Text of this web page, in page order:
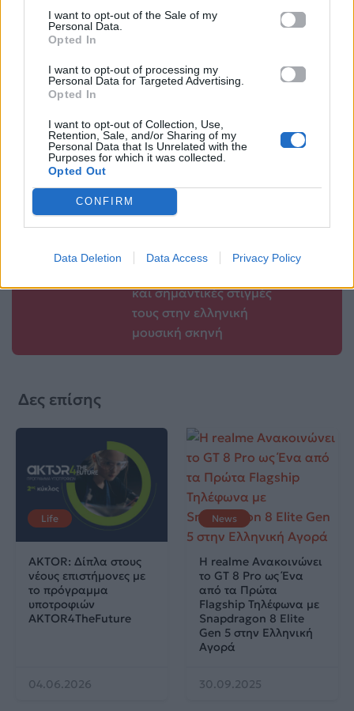
I want to opt-out of the Sale of my
Personal Data.
Opted In
I want to opt-out of processing my
Personal Data for Targeted Advertising.
Opted In
I want to opt-out of Collection, Use,
Retention, Sale, and/or Sharing of my
Personal Data that Is Unrelated with the
Purposes for which it was collected.
Opted Out
CONFIRM
Data Deletion Data Access Privacy Policy
Attica Golden Hall
15.02.2016
πορεία του
Πέμπτης
Βιογραφικά
Ελλήνων
Καλλιτεχνών
με πληροφορίες για
και σημαντικές στιγμές
τους στην ελληνική
μουσική σκηνή
Δες επίσης
Life
AKTOR: Δίπλα στους
νέους επιστήμονες με
το πρόγραμμα
υποτροφιών
AKTOR4TheFuture
04.06.2026
News
Η realme Ανακοινώνει
το GT 8 Pro ως Ένα
από τα Πρώτα
Flagship Τηλέφωνα με
Snapdragon 8 Elite
Gen 5 στην Ελληνική
Αγορά
30.09.2025